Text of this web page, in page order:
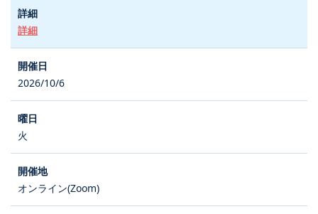
詳細
2026/10/6
火
オンライン(Zoom)